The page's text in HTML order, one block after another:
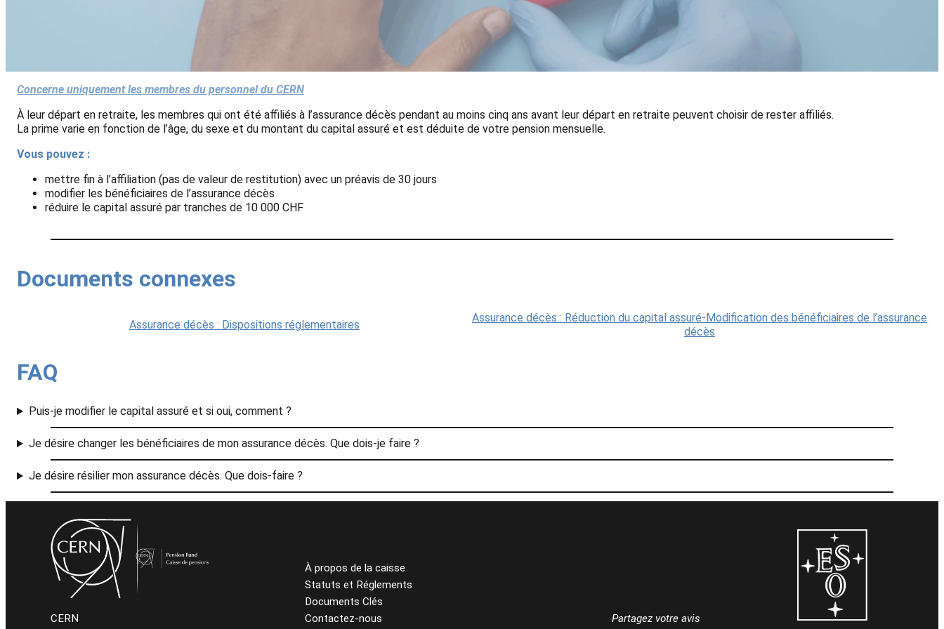
Concerne uniquement les membres du personnel du CERN
À leur départ en retraite, les membres qui ont été affiliés à l’assurance décès pendant au moins cinq ans avant leur départ en retraite peuvent choisir de rester affiliés.
La prime varie en fonction de l’âge, du sexe et du montant du capital assuré et est déduite de votre pension mensuelle.
Vous pouvez :
mettre fin à l’affiliation (pas de valeur de restitution) avec un préavis de 30 jours
modifier les bénéficiaires de l’assurance décès
réduire le capital assuré par tranches de 10 000 CHF
Documents connexes
Assurance décès : Dispositions réglementaires
Assurance décès : Réduction du capital assuré-Modification des bénéficiaires de l’assurance
décès
FAQ
Puis-je modifier le capital assuré et si oui, comment ?
Je désire changer les bénéficiaires de mon assurance décès. Que dois-je faire ?
Je désire résilier mon assurance décès. Que dois-faire ?
CERN
À propos de la caisse
Statuts et Réglements
Documents Clés
Contactez-nous
Partagez votre avis